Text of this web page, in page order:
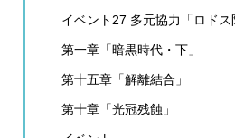
イベント27 多元協力「ロドス
第一章「暗黒時代・下」
第十五章「解離結合」
第十章「光冠残蝕」